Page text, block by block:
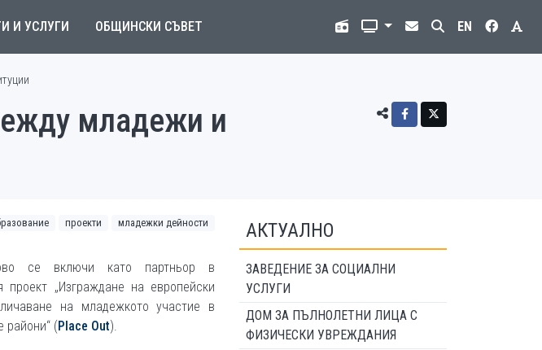
И УСЛУГИ ОБЩИНСКИ СЪВЕТ EN
младежи и
проекти младежки дейности
се включи като партньор в
проект „Изграждане на европейски
на младежкото участие в
райони“ (Рlace Оut).
АКТУАЛНО
ЗАВЕДЕНИЕ ЗА СОЦИАЛНИ
УСЛУГИ
ДОМ ЗА ПЪЛНОЛЕТНИ ЛИЦА С
ФИЗИЧЕСКИ УВРЕЖДАНИЯ